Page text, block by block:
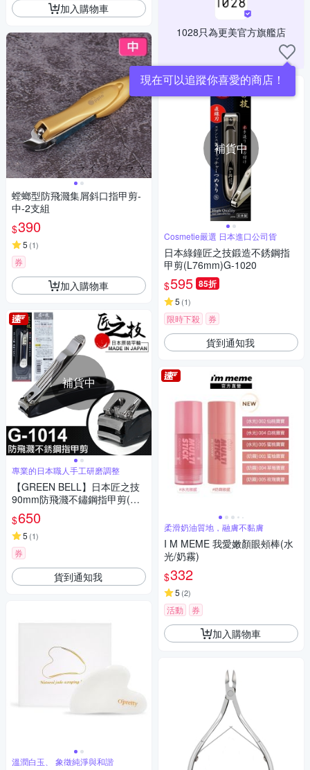
加入購物車
螳螂型防飛濺集屑斜口指甲剪-
中-2支組
$390
5 (1)
券
加入購物車
補貨中
專業的日本職人手工研磨調整
【GREEN BELL】日本匠之技
90mm防飛濺不鏽鋼指甲剪(G-
1014)
$650
5 (1)
券
貨到通知我
溫潤白玉、 象徵純淨與和諧
1028只為更美官方旗艦店
現在可以追蹤你喜愛的商店！
補貨中
Cosmetie嚴選 日本進口公司貨
日本綠鐘匠之技鍛造不銹鋼指
甲剪(L76mm)G-1020
$595 85折
5 (1)
限時下殺 券
貨到通知我
柔滑奶油質地，融膚不黏膚
I M MEME 我愛嫩顏眼頰棒(水
光/奶霧)
$332
5 (2)
活動 券
加入購物車